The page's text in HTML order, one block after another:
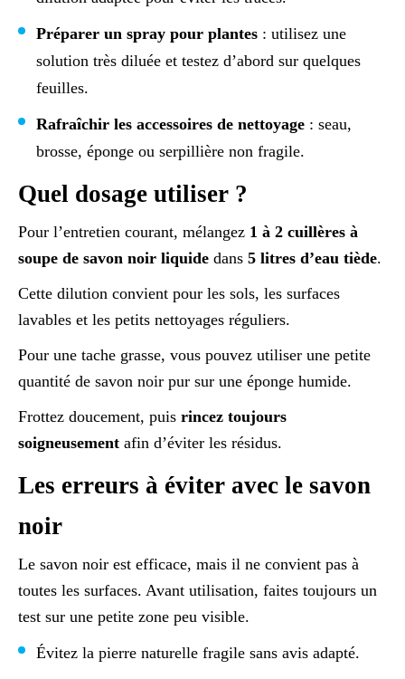
Préparer un spray pour plantes : utilisez une
solution très diluée et testez d’abord sur quelques
feuilles.
Rafraîchir les accessoires de nettoyage : seau,
brosse, éponge ou serpillière non fragile.
Quel dosage utiliser ?
Pour l’entretien courant, mélangez 1 à 2 cuillères à
soupe de savon noir liquide dans 5 litres d’eau tiède.
Cette dilution convient pour les sols, les surfaces
lavables et les petits nettoyages réguliers.
Pour une tache grasse, vous pouvez utiliser une petite
quantité de savon noir pur sur une éponge humide.
Frottez doucement, puis rincez toujours
soigneusement afin d’éviter les résidus.
Les erreurs à éviter avec le savon
noir
Le savon noir est efficace, mais il ne convient pas à
toutes les surfaces. Avant utilisation, faites toujours un
test sur une petite zone peu visible.
Évitez la pierre naturelle fragile sans avis adapté.